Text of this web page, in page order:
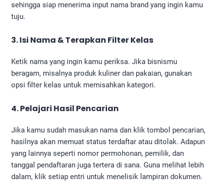
sehingga siap menerima input nama brand yang ingin kamu
tuju.
3. Isi Nama & Terapkan Filter Kelas
Ketik nama yang ingin kamu periksa. Jika bisnismu
beragam, misalnya produk kuliner dan pakaian, gunakan
opsi filter kelas untuk memisahkan kategori.
4. Pelajari Hasil Pencarian
Jika kamu sudah masukan nama dan klik tombol pencarian,
hasilnya akan memuat status terdaftar atau ditolak. Adapun
yang lainnya seperti nomor permohonan, pemilik, dan
tanggal pendaftaran juga tertera di sana. Guna melihat lebih
dalam, klik setiap entri untuk menelisik lampiran dokumen.